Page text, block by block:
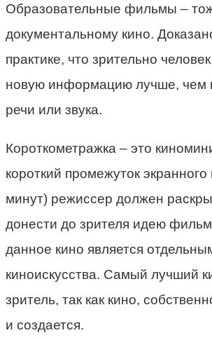
Образовательные фильмы –
документальному кино.
практике, что зрительно
новую информацию лучше, чем
речи или звука.
Короткометражка – это
короткий промежуток
минут) режиссер должен
донести до зрителя идею
данное кино является
киноискусства. Самый лучший
зритель, так как кино,
и создается.